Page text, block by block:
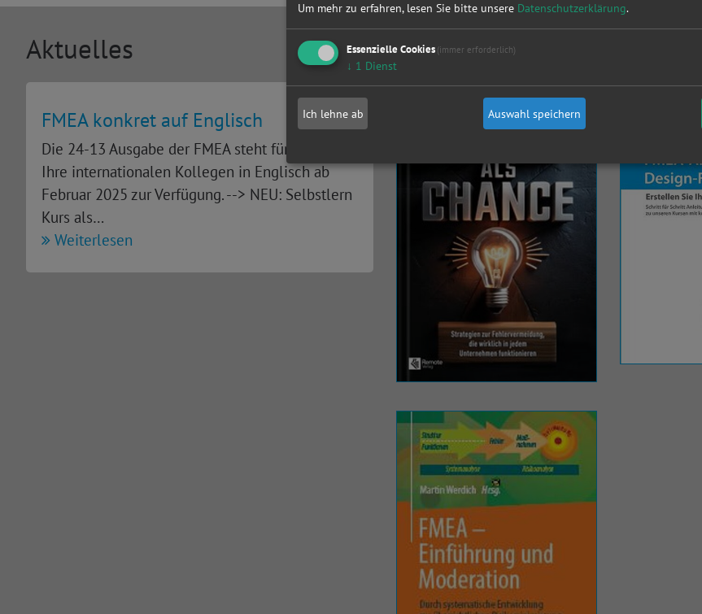
Aktuelles
FMEA konkret auf Englisch
Die 24-13 Ausgabe der FMEA steht für Sie und
Ihre internationalen Kollegen in Englisch ab
Februar 2025 zur Verfügung. --> NEU: Selbstlern
Kurs als…
Weiterlesen
Aktuelle Buchtipps
Um mehr zu erfahren, lesen Sie bitte unsere Datenschutzerklärung.
Essenzielle Cookies (immer erforderlich)
↓ 1 Dienst
Ich lehne ab Auswahl speichern